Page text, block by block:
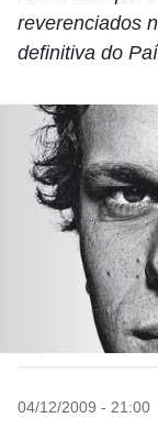
reverenciados
definitiva do
04/12/2009 - 21:00